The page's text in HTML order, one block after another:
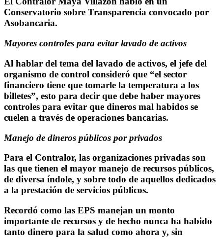
Conservatorio sobre Transparencia convocado por
Asobancaria.
Mayores controles para evitar lavado de activos
Al hablar del tema del lavado de activos, el jefe del
organismo de control consideró que “el sector
financiero tiene que tomarle la temperatura a los
billetes”, esto para decir que debe haber mayores
controles para evitar que dineros mal habidos se
cuelen a través de operaciones bancarias.
Manejo de dineros públicos por privados
Para el Contralor, las organizaciones privadas son
las que tienen el mayor manejo de recursos públicos,
de diversa índole, y sobre todo de aquellos dedicados
a la prestación de servicios públicos.
Recordó como las EPS manejan un monto
importante de recursos y de hecho nunca ha habido
tanto dinero para la salud como ahora y, sin